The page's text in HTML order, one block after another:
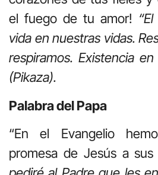
el fuego de tu amor!
vida en nuestras vidas.
respiramos. Existencia
(Pikaza).
Palabra del Papa
“En el Evangelio
promesa de Jesús a sus